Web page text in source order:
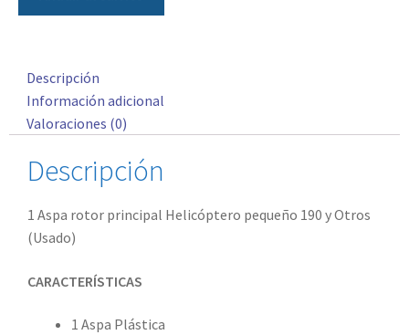
Descripción
Información adicional
Valoraciones (0)
Descripción
1 Aspa rotor principal Helicóptero pequeño 190 y Otros
(Usado)
CARACTERÍSTICAS
1 Aspa Plástica